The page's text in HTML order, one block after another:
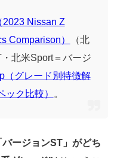
2023 Nissan Z
Comparison）
（北
北米Sport＝バージ
（グレード別特徴解
ク比較）
バージョンST」がどち